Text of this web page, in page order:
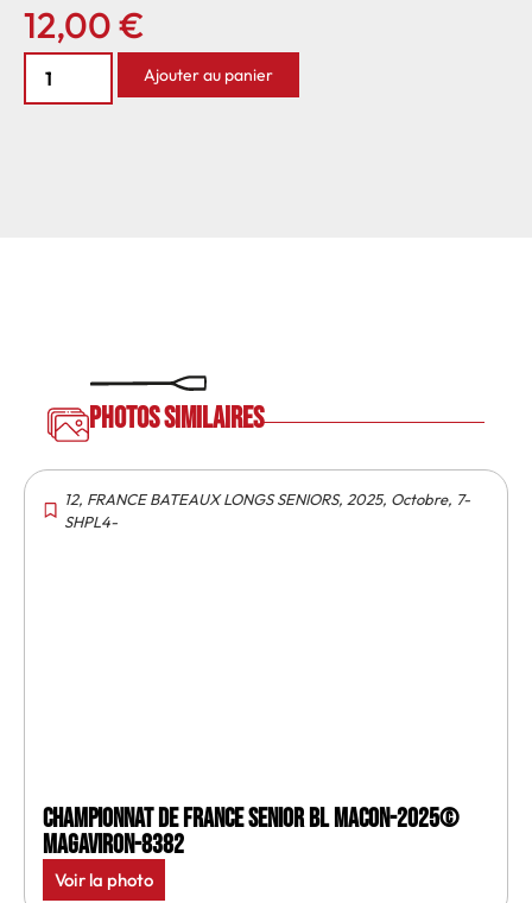
12,00€
Ajouter au panier
Photos similaires
12, FRANCE BATEAUX LONGS SENIORS, 2025, Octobre, 7-
SHPL4-
Championnat de France senior BL Macon-2025©
MagAviron-8382
Voir la photo